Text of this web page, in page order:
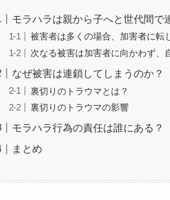
モラハラは親から子へと世代間で
被害者は多くの場合、加害者に転
次なる被害は加害者に向かわず、
なぜ被害は連鎖してしまうのか？
裏切りのトラウマとは？
裏切りのトラウマの影響
モラハラ行為の責任は誰にある？
まとめ